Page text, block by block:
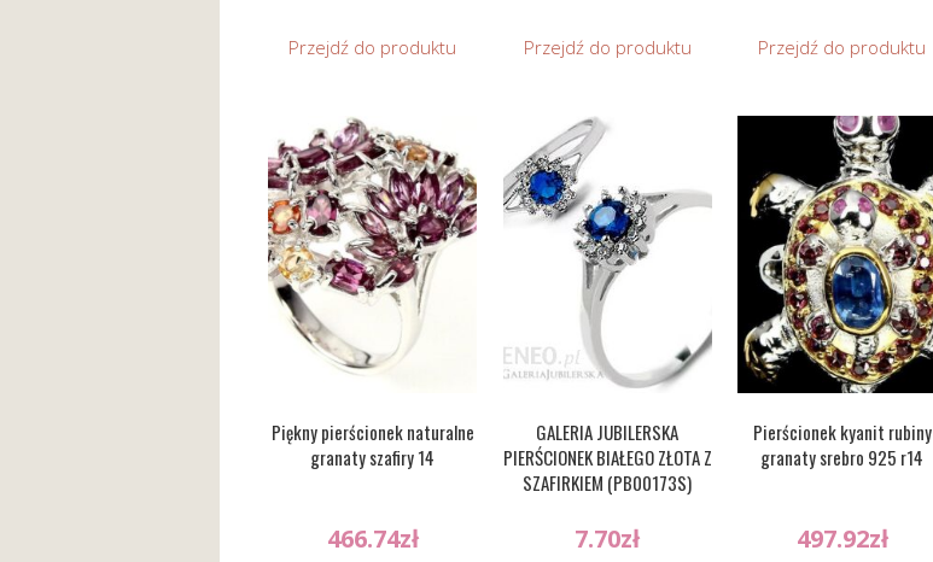
Przejdź do produktu Przejdź do produktu Przejdź do produktu
Piękny pierścionek naturalne
granaty szafiry 14
466.74zł
GALERIA JUBILERSKA
PIERŚCIONEK BIAŁEGO ZŁOTA Z
SZAFIRKIEM (PB00173S)
7.70zł
Pierścionek kyanit rubiny
granaty srebro 925 r14
497.92zł